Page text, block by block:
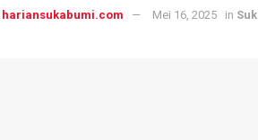
hariansukabumi.com Mei 16, 2025 in